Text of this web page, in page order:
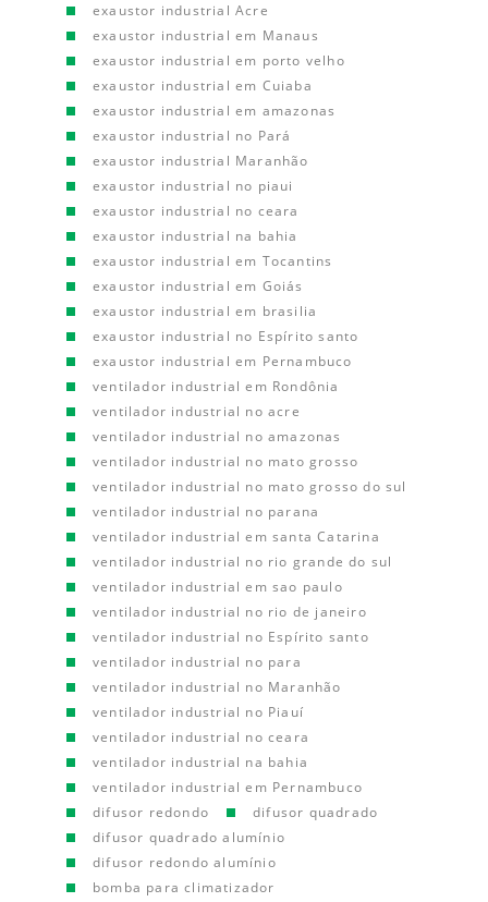
exaustor industrial Acre
exaustor industrial em Manaus
exaustor industrial em porto velho
exaustor industrial em Cuiaba
exaustor industrial em amazonas
exaustor industrial no Pará
exaustor industrial Maranhão
exaustor industrial no piaui
exaustor industrial no ceara
exaustor industrial na bahia
exaustor industrial em Tocantins
exaustor industrial em Goiás
exaustor industrial em brasilia
exaustor industrial no Espírito santo
exaustor industrial em Pernambuco
ventilador industrial em Rondônia
ventilador industrial no acre
ventilador industrial no amazonas
ventilador industrial no mato grosso
ventilador industrial no mato grosso do sul
ventilador industrial no parana
ventilador industrial em santa Catarina
ventilador industrial no rio grande do sul
ventilador industrial em sao paulo
ventilador industrial no rio de janeiro
ventilador industrial no Espírito santo
ventilador industrial no para
ventilador industrial no Maranhão
ventilador industrial no Piauí
ventilador industrial no ceara
ventilador industrial na bahia
ventilador industrial em Pernambuco
difusor redondo
difusor quadrado
difusor quadrado alumínio
difusor redondo alumínio
bomba para climatizador